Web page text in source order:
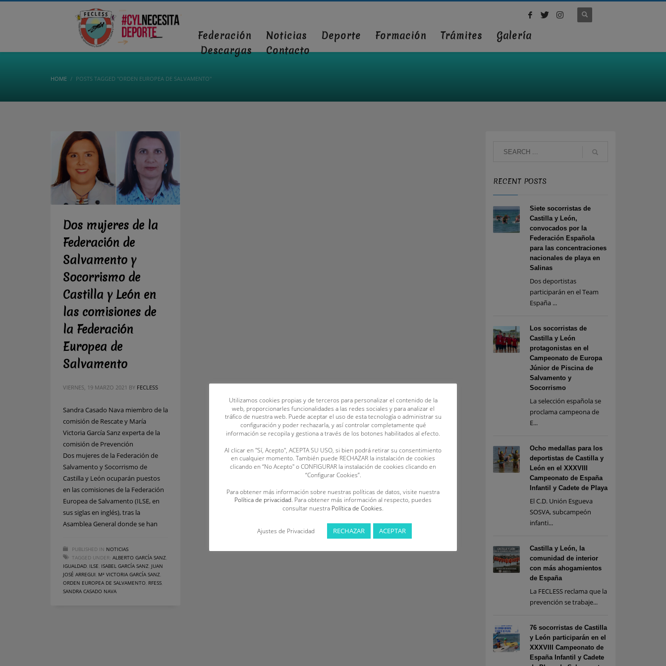
Federación Noticias Deporte Formación Trámites
Galería
Descargas
Contacto
HOME POSTS TAGGED "ORDEN EUROPEA DE SALVAMENTO"
Dos mujeres de la
Federación de
Salvamento y
Socorrismo de
Castilla y León en
las comisiones de
la Federación
Europea de
Salvamento
VIERNES, 19 MARZO 2021 BY FECLESS
Sandra Casado Nava miembro de la
comisión de Rescate y María
Victoria García Sanz experta de la
comisión de Prevención
Dos mujeres de la Federación de
Salvamento y Socorrismo de
Castilla y León ocuparán puestos
en las comisiones de la Federación
Europea de Salvamento (ILSE, en
sus siglas en inglés), tras la
Asamblea General donde se han
PUBLISHED IN NOTICIAS
TAGGED UNDER: ALBERTO GARCÍA SANZ,
IGUALDAD, ILSE, ISABEL GARCÍA SANZ, JUAN
JOSÉ ARREGUI, Mª VICTORIA GARCÍA SANZ,
ORDEN EUROPEA DE SALVAMENTO, RFESS,
SANDRA CASADO NAVA
RECENT POSTS
Siete socorristas de
Castilla y León,
convocados por la
Federación Española
para las concentraciones
nacionales de playa en
Salinas
Dos deportistas
participarán en el Team
España ...
Los socorristas de
Castilla y León
protagonistas en el
Campeonato de Europa
Júnior de Piscina de
Salvamento y
Socorrismo
La selección española se
proclama campeona de
E...
Ocho medallas para los
deportistas de Castilla y
León en el XXXVIII
Campeonato de España
Infantil y Cadete de Playa
El C.D. Unión Esgueva
SOSVA, subcampeón
infanti...
Castilla y León, la
comunidad de interior
con más ahogamientos
de España
La FECLESS reclama que la
prevención se trabaje...
76 socorristas de Castilla
y León participarán en el
XXXVIII Campeonato de
España Infantil y Cadete
Utilizamos cookies propias y de terceros para personalizar el contenido de la
web, proporcionarles funcionalidades a las redes sociales y para analizar el
tráfico de nuestra web. Puede aceptar el uso de esta tecnología o administrar su
configuración y poder rechazarla, y así controlar completamente qué
información se recopila y gestiona a través de los botones habilitados al efecto.
Al clicar en "Sí, Acepto", ACEPTA SU USO, si bien podrá retirar su consentimiento
en cualquier momento. También puede RECHAZAR la instalación de cookies
clicando en “No Acepto" o CONFIGURAR la instalación de cookies clicando en
“Configurar Cookies”.
Para obtener más información sobre nuestras políticas de datos, visite nuestra
Política de privacidad. Para obtener más información al respecto, puedes
consultar nuestra Política de Cookies.
Ajustes de Privacidad RECHAZAR ACEPTAR